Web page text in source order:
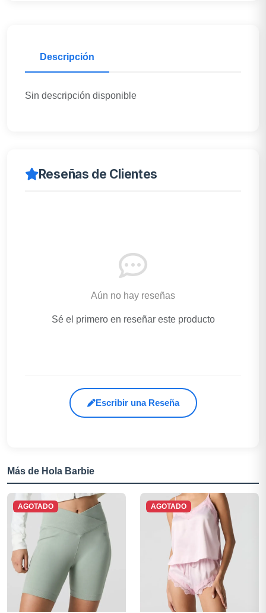
Descripción
Sin descripción disponible
Reseñas de Clientes
Aún no hay reseñas
Sé el primero en reseñar este producto
Escribir una Reseña
Más de Hola Barbie
AGOTADO AGOTADO